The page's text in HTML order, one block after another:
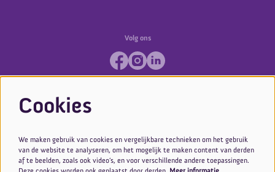
Volg ons
Cookies
We maken gebruik van cookies en vergelijkbare technieken om het gebruik
van de website te analyseren, om het mogelijk te maken content van derden
af te beelden, zoals ook video’s, en voor verschillende andere toepassingen.